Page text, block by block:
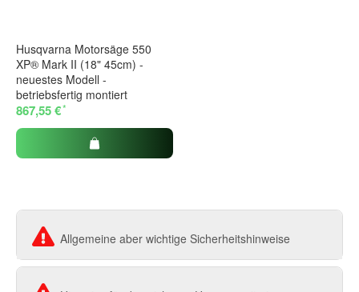
Husqvarna Motorsäge 550
XP® Mark II (18" 45cm) -
neuestes Modell -
betriebsfertig montiert
867,55 €*
Allgemeine aber wichtige Sicherheitshinweise